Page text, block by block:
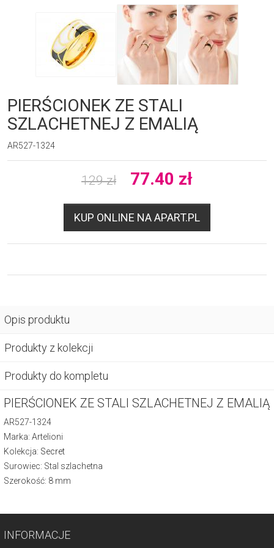
PIERŚCIONEK ZE STALI
SZLACHETNEJ Z EMALIĄ
AR527-1324
129 zł 77.40 zł
KUP ONLINE NA APART.PL
Opis produktu
Produkty z kolekcji
Produkty do kompletu
PIERŚCIONEK ZE STALI SZLACHETNEJ Z EMALIĄ
AR527-1324
Marka: Artelioni
Kolekcja: Secret
Surowiec: Stal szlachetna
Szerokość: 8 mm
INFORMACJE